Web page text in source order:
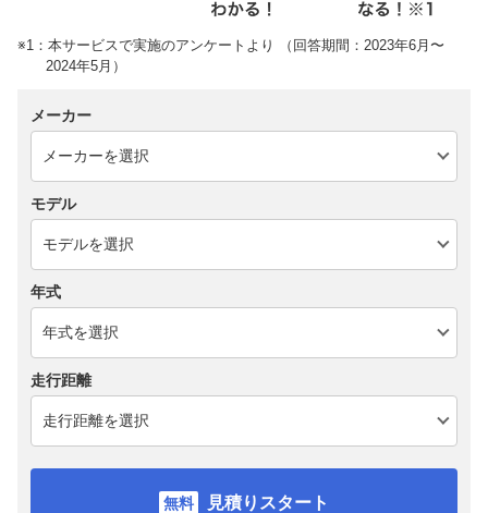
※1：本サービスで実施のアンケートより （回答期間：2023年6月〜
2024年5月）
メーカー
モデル
年式
走行距離
見積りスタート